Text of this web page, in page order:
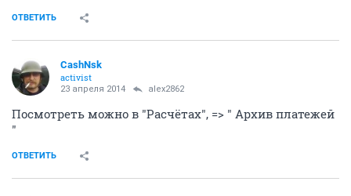
ОТВЕТИТЬ
CashNsk
activist
23 апреля 2014 alex2862
Посмотреть можно в "Расчётах", => " Архив платежей
"
ОТВЕТИТЬ